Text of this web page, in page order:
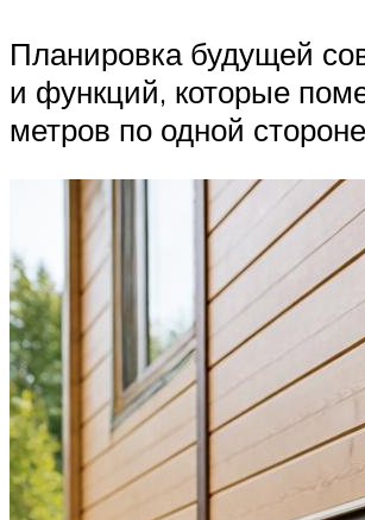
Планировка будущей
и функций, которые
метров по одной